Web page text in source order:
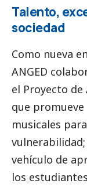
Talento,
sociedad
Como nueva
ANGED
el Proyecto
que
musicales
vehículo de
los